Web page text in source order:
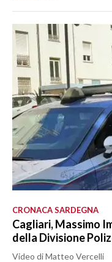
CRONACA SARDEGNA
Cagliari, Massimo
della Divisione
Video di Matteo Vercelli